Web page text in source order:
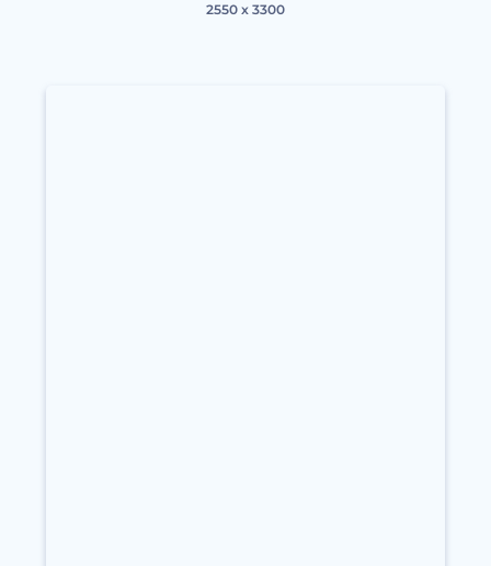
2550 x 3300